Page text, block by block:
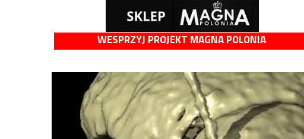
WESPRZYJ PROJEKT MAGNA POLONIA